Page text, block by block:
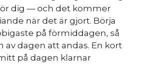
dig — och det kommer
när det är gjort. Börja
på förmiddagen, så
av dagen att andas. En kort
på dagen klarnar